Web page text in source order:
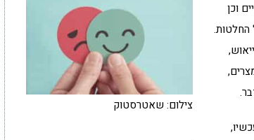
צילום: שאטרסטוק
וכן
החלטות.